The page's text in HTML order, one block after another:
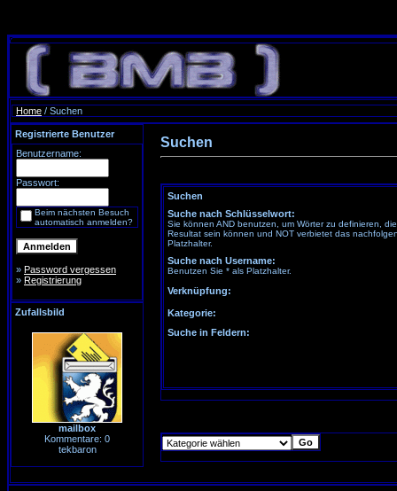
Home / Suchen
Registrierte Benutzer
Benutzername:
Passwort:
Beim nächsten Besuch
automatisch anmelden?
» Password vergessen
» Registrierung
Zufallsbild
mailbox
Kommentare: 0
tekbaron
Suchen
Suchen
Suche nach Schlüsselwort:
Sie können AND benutzen, um Wörter zu definieren,
Resultat sein können und NOT verbietet das
Platzhalter.
Suche nach Username:
Benutzen Sie * als Platzhalter.
Verknüpfung:
Kategorie:
Suche in Feldern: